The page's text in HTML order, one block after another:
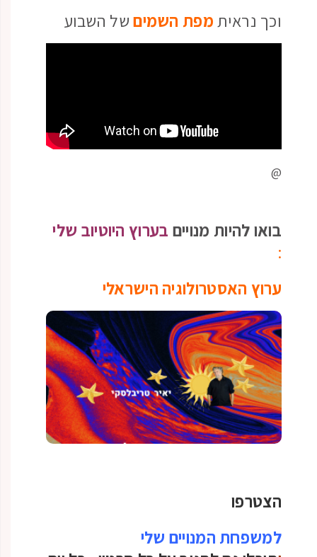
וכך נראיתמפת השמיםשל השבוע
@
בואו להיות מנויים בערוץ היוטיוב שלי
:
ערוץ האסטרולוגיה הישראלי
הצטרפו
למשפחת המנויים שלי